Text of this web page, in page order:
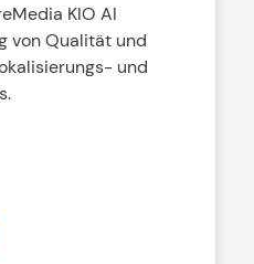
KIO AI
von Qualität und
und